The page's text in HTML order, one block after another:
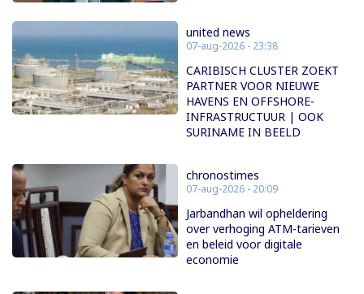
united news
07-aug-2026 - 23:38
CARIBISCH CLUSTER ZOEKT
PARTNER VOOR NIEUWE
HAVENS EN OFFSHORE-
INFRASTRUCTUUR | OOK
SURINAME IN BEELD
chronostimes
07-aug-2026 - 20:09
Jarbandhan wil opheldering
over verhoging ATM-tarieven
en beleid voor digitale
economie